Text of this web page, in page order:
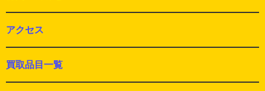
アクセス
買取品目一覧